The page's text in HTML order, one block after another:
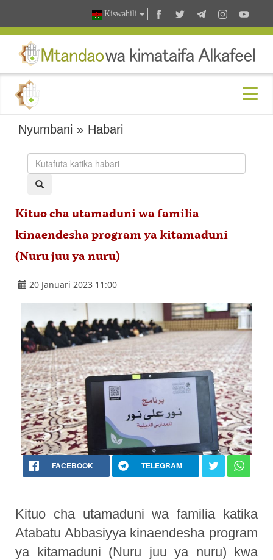
Kiswahili
Nyumbani » Habari
Kituo cha utamaduni wa familia
kinaendesha program ya kitamaduni
(Nuru juu ya nuru)
20 Januari 2023 11:00
FACEBOOK TELEGRAM
Kituo cha utamaduni wa familia katika
Atabatu Abbasiyya kinaendesha program
ya kitamaduni (Nuru juu ya nuru) kwa